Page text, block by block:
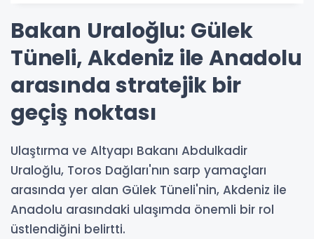
Bakan Uraloğlu: Gülek
Tüneli, Akdeniz ile Anadolu
arasında stratejik bir
geçiş noktası
Ulaştırma ve Altyapı Bakanı Abdulkadir
Uraloğlu, Toros Dağları'nın sarp yamaçları
arasında yer alan Gülek Tüneli'nin, Akdeniz ile
Anadolu arasındaki ulaşımda önemli bir rol
üstlendiğini belirtti.